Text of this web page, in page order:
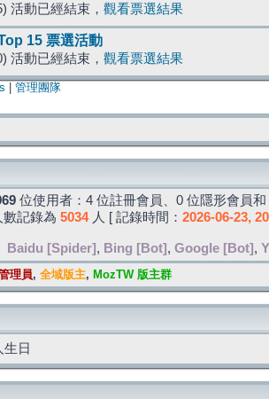
活動已經結束， 觀看票選結果
15 票選活動
活動已經結束， 觀看票選結果
管理團隊
位使用者：4 位註冊會員、0 位隱形會員
記錄為 5034人 [ 記錄時間： 2026-06-23,
Baidu [Spider] , Bing [Bot] , Google [Bot] ,
理員, 全域版主, MozTW 版主群
日